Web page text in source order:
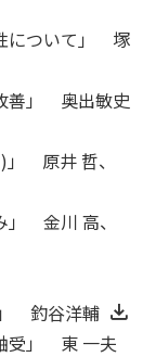
について」 塚
善」 奥出敏史
」 原井 哲、
」 金川 高、
」 釣谷洋輔
受」 東 一夫